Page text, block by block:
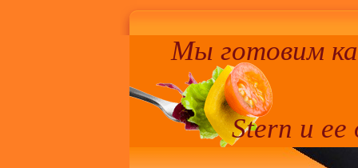
Мы готовим
Stern и ее